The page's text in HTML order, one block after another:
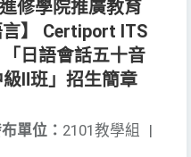
修學院推廣教育
言】 Certiport ITS
日語會話五十音
Ⅱ班」招生簡章
單位： 2101教學組 |